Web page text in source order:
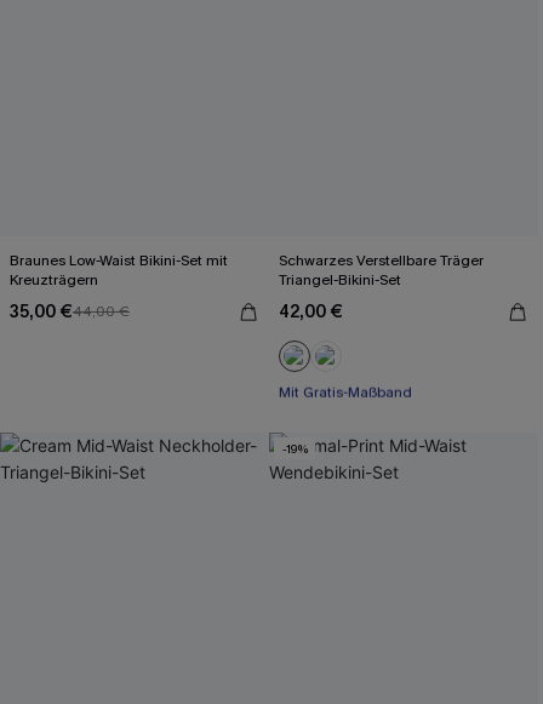
Braunes Low-Waist Bikini-Set mit
Kreuzträgern
35,00 €44,00 €
Schwarzes Verstellbare Träger
Triangel-Bikini-Set
42,00 €
Mit Gratis-Maßband
Paisley/Boho
-19%